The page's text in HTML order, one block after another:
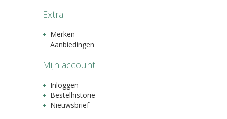
Extra
Merken
Aanbiedingen
Mijn account
Inloggen
Bestelhistorie
Nieuwsbrief